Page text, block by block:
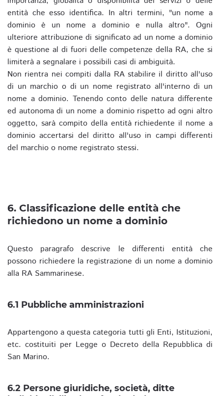
entità che esso identifica. In altri termini, "un nome a
dominio è un nome a dominio e nulla altro". Ogni
ulteriore attribuzione di significato ad un nome a dominio
è questione al di fuori delle competenze della RA, che si
limiterà a segnalare i possibili casi di ambiguità.
Non rientra nei compiti dalla RA stabilire il diritto all'uso
di un marchio o di un nome registrato all'interno di un
nome a dominio. Tenendo conto delle natura differente
ed autonoma di un nome a dominio rispetto ad ogni altro
oggetto, sarà compito della entità richiedente il nome a
dominio accertarsi del diritto all'uso in campi differenti
del marchio o nome registrato stessi.
6. Classificazione delle entità che
richiedono un nome a dominio
Questo paragrafo descrive le differenti entità che
possono richiedere la registrazione di un nome a dominio
alla RA Sammarinese.
6.1 Pubbliche amministrazioni
Appartengono a questa categoria tutti gli Enti, Istituzioni,
etc. costituiti per Legge o Decreto della Repubblica di
San Marino.
6.2 Persone giuridiche, società, ditte